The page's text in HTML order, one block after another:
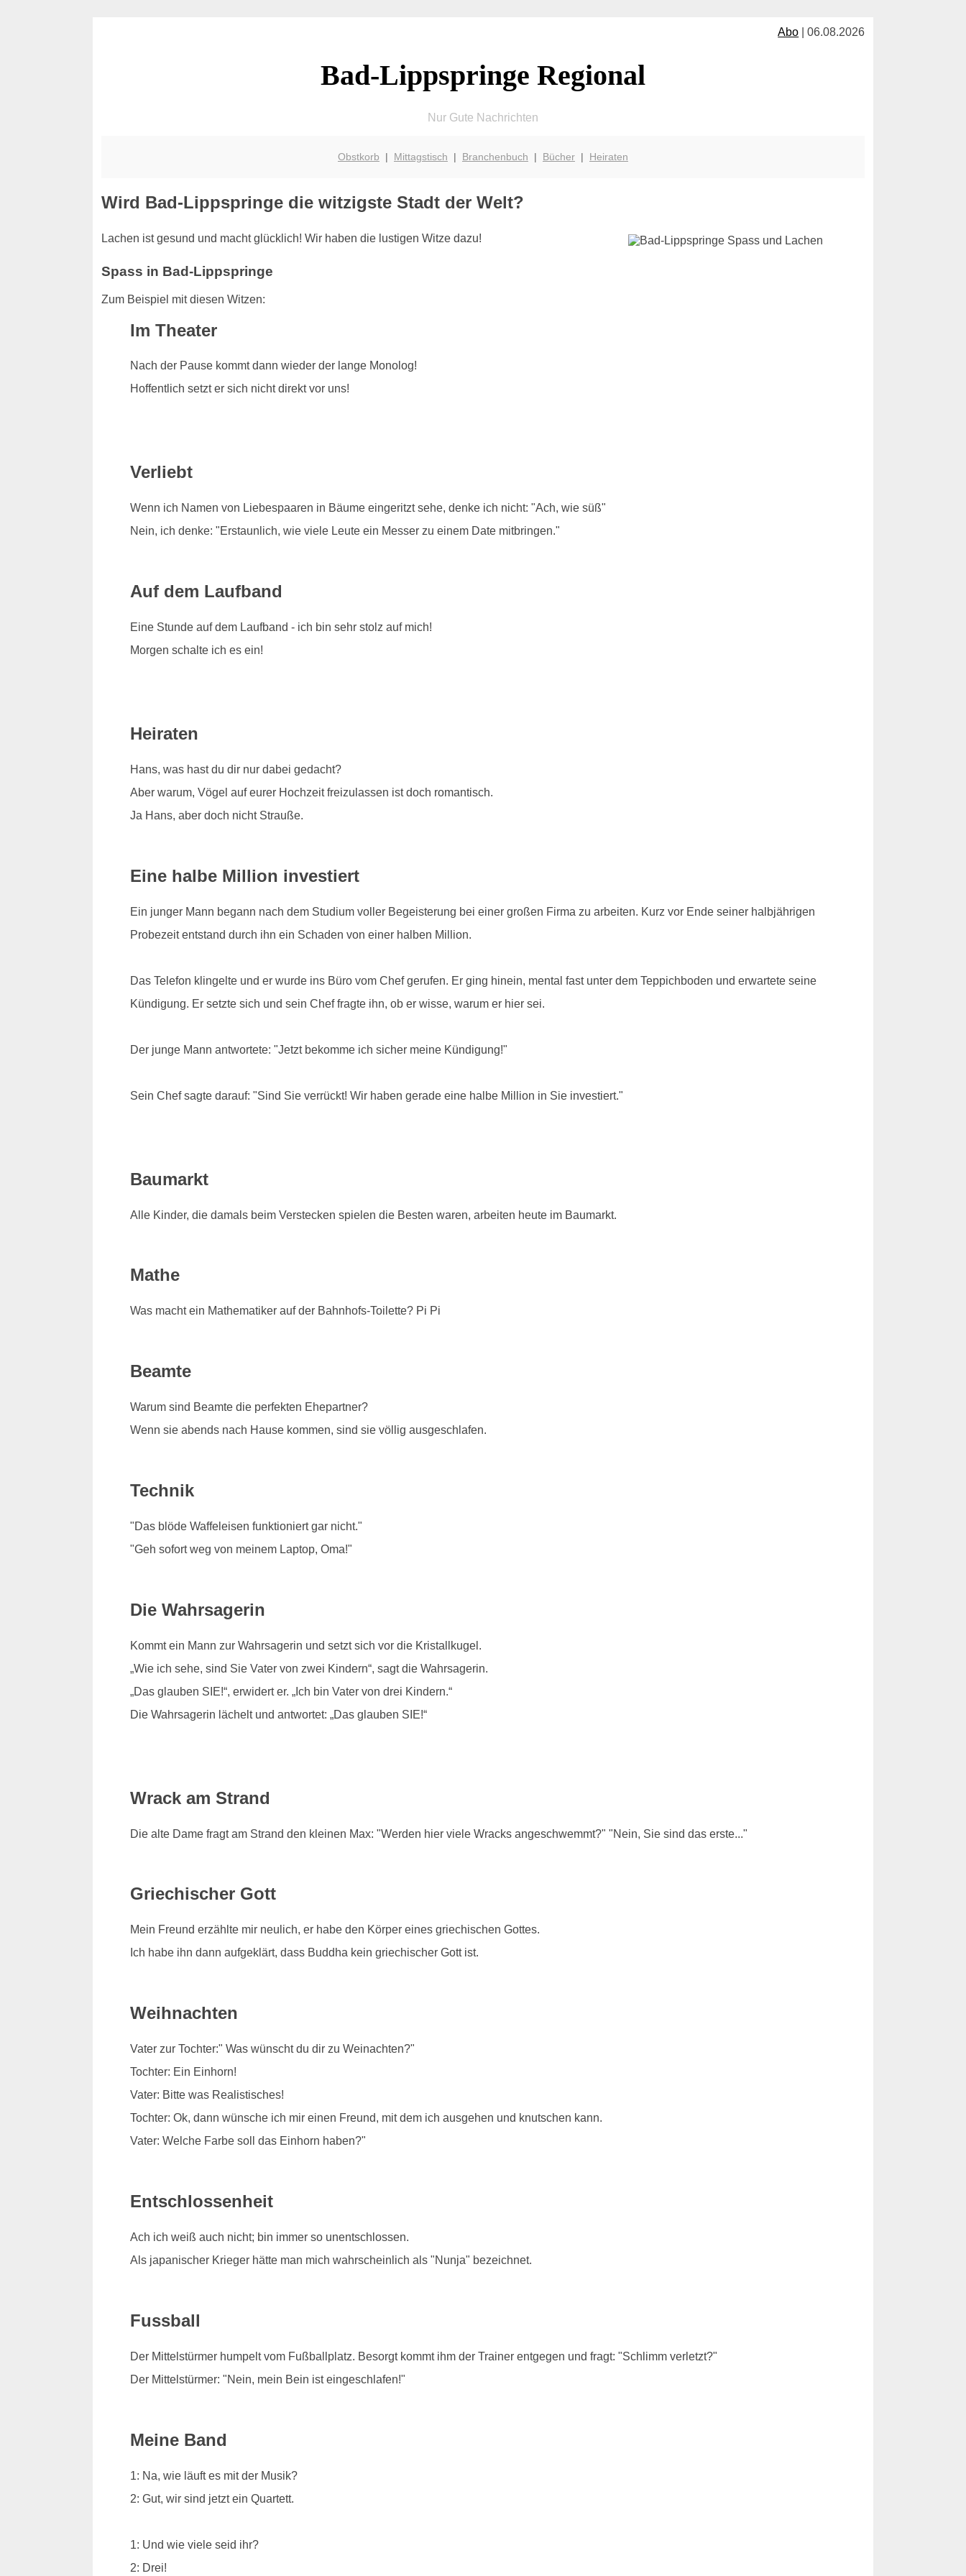
Abo | 06.08.2026
Bad-Lippspringe Regional
Nur Gute Nachrichten
Obstkorb | Mittagstisch | Branchenbuch | Bücher| Heiraten
Wird Bad-Lippspringe die witzigste Stadt der Welt?
Lachen ist gesund und macht glücklich! Wir haben die lustigen Witze dazu!
Spass in Bad-Lippspringe
Zum Beispiel mit diesen Witzen:
Im Theater
Nach der Pause kommt dann wieder der lange Monolog!
Hoffentlich setzt er sich nicht direkt vor uns!
Verliebt
Wenn ich Namen von Liebespaaren in Bäume eingeritzt sehe, denke ich nicht: "Ach, wie süß"
Nein, ich denke: "Erstaunlich, wie viele Leute ein Messer zu einem Date mitbringen."
Auf dem Laufband
Eine Stunde auf dem Laufband - ich bin sehr stolz auf mich!
Morgen schalte ich es ein!
Heiraten
Hans, was hast du dir nur dabei gedacht?
Aber warum, Vögel auf eurer Hochzeit freizulassen ist doch romantisch.
Ja Hans, aber doch nicht Strauße.
Eine halbe Million investiert
Ein junger Mann begann nach dem Studium voller Begeisterung bei einer großen Firma zu arbeiten. Kurz vor Ende seiner halbjährigen
Probezeit entstand durch ihn ein Schaden von einer halben Million.
Das Telefon klingelte und er wurde ins Büro vom Chef gerufen. Er ging hinein, mental fast unter dem Teppichboden und erwartete seine
Kündigung. Er setzte sich und sein Chef fragte ihn, ob er wisse, warum er hier sei.
Der junge Mann antwortete: "Jetzt bekomme ich sicher meine Kündigung!"
Sein Chef sagte darauf: "Sind Sie verrückt! Wir haben gerade eine halbe Million in Sie investiert."
Baumarkt
Alle Kinder, die damals beim Verstecken spielen die Besten waren, arbeiten heute im Baumarkt.
Mathe
Was macht ein Mathematiker auf der Bahnhofs-Toilette? Pi Pi
Beamte
Warum sind Beamte die perfekten Ehepartner?
Wenn sie abends nach Hause kommen, sind sie völlig ausgeschlafen.
Technik
"Das blöde Waffeleisen funktioniert gar nicht."
"Geh sofort weg von meinem Laptop, Oma!"
Die Wahrsagerin
Kommt ein Mann zur Wahrsagerin und setzt sich vor die Kristallkugel.
„Wie ich sehe, sind Sie Vater von zwei Kindern“, sagt die Wahrsagerin.
„Das glauben SIE!“, erwidert er. „Ich bin Vater von drei Kindern.“
Die Wahrsagerin lächelt und antwortet: „Das glauben SIE!“
Wrack am Strand
Die alte Dame fragt am Strand den kleinen Max: "Werden hier viele Wracks angeschwemmt?" "Nein, Sie sind das erste..."
Griechischer Gott
Mein Freund erzählte mir neulich, er habe den Körper eines griechischen Gottes.
Ich habe ihn dann aufgeklärt, dass Buddha kein griechischer Gott ist.
Weihnachten
Vater zur Tochter:" Was wünscht du dir zu Weinachten?"
Tochter: Ein Einhorn!
Vater: Bitte was Realistisches!
Tochter: Ok, dann wünsche ich mir einen Freund, mit dem ich ausgehen und knutschen kann.
Vater: Welche Farbe soll das Einhorn haben?"
Entschlossenheit
Ach ich weiß auch nicht; bin immer so unentschlossen.
Als japanischer Krieger hätte man mich wahrscheinlich als "Nunja" bezeichnet.
Fussball
Der Mittelstürmer humpelt vom Fußballplatz. Besorgt kommt ihm der Trainer entgegen und fragt: "Schlimm verletzt?"
Der Mittelstürmer: "Nein, mein Bein ist eingeschlafen!"
Meine Band
1: Na, wie läuft es mit der Musik?
2: Gut, wir sind jetzt ein Quartett.
1: Und wie viele seid ihr?
2: Drei!